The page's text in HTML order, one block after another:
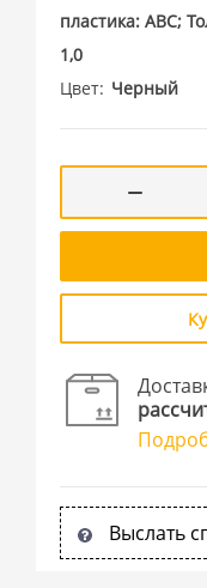
пластика: АВС;
1,0
Цвет Черный
Выслать